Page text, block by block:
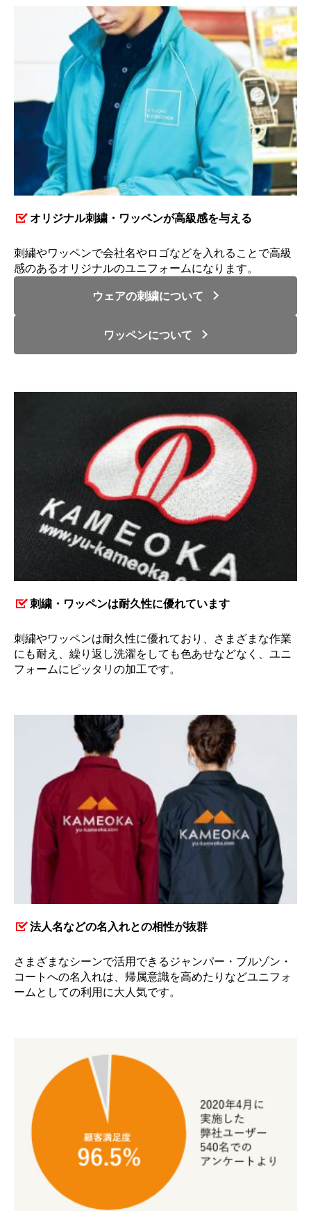
オリジナル刺繍・ワッペンが高級感を与える
刺繍やワッペンで会社名やロゴなどを入れることで高級
感のあるオリジナルのユニフォームになります。
ウェアの刺繍について
ワッペンについて
刺繍・ワッペンは耐久性に優れています
刺繍やワッペンは耐久性に優れており、さまざまな作業
にも耐え、繰り返し洗濯をしても色あせなどなく、ユニ
フォームにピッタリの加工です。
法人名などの名入れとの相性が抜群
さまざまなシーンで活用できるジャンパー・ブルゾン・
コートへの名入れは、帰属意識を高めたりなどユニフォ
ームとしての利用に大人気です。